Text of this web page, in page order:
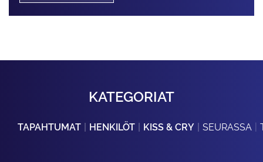
KATEGORIAT
TAPAHTUMAT HENKILÖT KISS & CRY SEURASSA